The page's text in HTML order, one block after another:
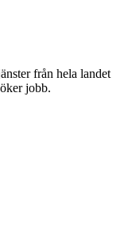
från hela landet
jobb.